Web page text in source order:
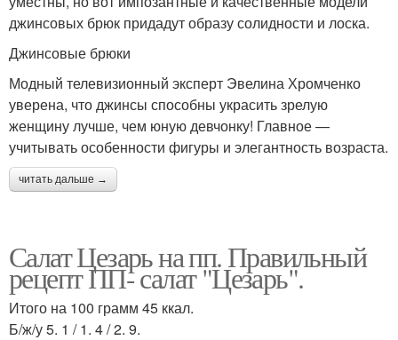
джинсовых брюк придадут образу солидности и лоска.
Джинсовые брюки
Модный телевизионный эксперт Эвелина Хромченко
уверена, что джинсы способны украсить зрелую
женщину лучше, чем юную девчонку! Главное —
учитывать особенности фигуры и элегантность возраста.
читать дальше →
Салат Цезарь на пп. Правильный
рецепт ПП- салат "Цезарь".
Итого на 100 грамм 45 ккал.
Б/ж/у 5. 1 / 1. 4 / 2. 9.